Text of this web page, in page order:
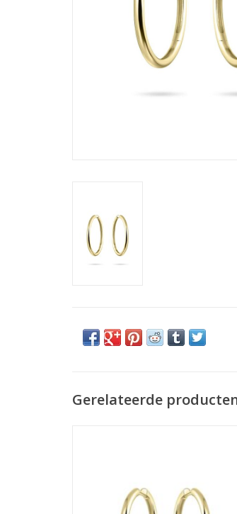
Gerelateerde